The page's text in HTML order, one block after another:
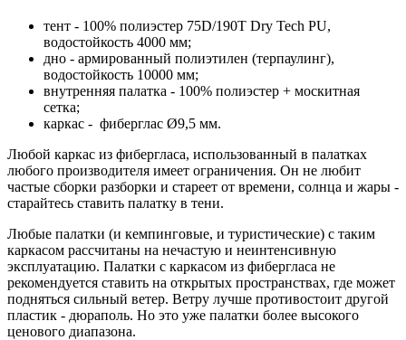
тент - 100% полиэстер 75D/190T Dry Tech PU,
водостойкость 4000 мм;
дно - армированный полиэтилен (терпаулинг),
водостойкость 10000 мм;
внутренняя палатка - 100% полиэстер + москитная
сетка;
каркас - фиберглас Ø9,5 мм.
Любой каркас из фибергласа, использованный в палатках
любого производителя имеет ограничения. Он не любит
частые сборки разборки и стареет от времени, солнца и жары -
старайтесь ставить палатку в тени.
Любые палатки (и кемпинговые, и туристические) с таким
каркасом рассчитаны на нечастую и неинтенсивную
эксплуатацию. Палатки с каркасом из фибергласа не
рекомендуется ставить на открытых пространствах, где может
подняться сильный ветер. Ветру лучше противостоит другой
пластик - дюраполь. Но это уже палатки более высокого
ценового диапазона.